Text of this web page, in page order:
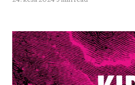
ohjaavat aina näköpiirissä
johtaa lyhytnäköisiin
kaikkiaan